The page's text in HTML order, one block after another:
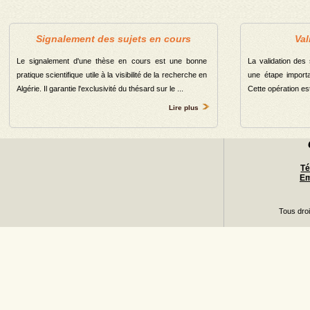
Département de Géologie
Département Socle Commun en Science Technologie
Département de l\'Environnement
Total
Signalement des sujets en cours
Le signalement d'une thèse en cours est une bonne
pratique scientifique utile à la visibilité de la recherche en
Algérie. Il garantie l'exclusivité du thésard sur le ...
Lire plus
La validation
une étape
Cette opération
Tous